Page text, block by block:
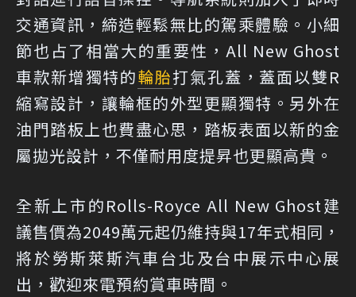
交通資訊，締造輕鬆無比的駕乘體驗。小細
節也占了相當大的重要性，All New Ghost
車款新增獨特的輪胎打氣孔蓋，蓋面以雙R
縮寫設計，讓輪框的外型更顯獨特。另外在
油門踏板上也費盡心思，踏板表面以新的金
屬拋光設計，不僅耐用度提昇也更顯高貴。
全新上市的Rolls-Royce All New Ghost建
議售價為2049萬元起仍維持與17年式相同，
將於勞斯萊斯汽車台北及台中展示中心展
出，歡迎來電預約賞車時間。